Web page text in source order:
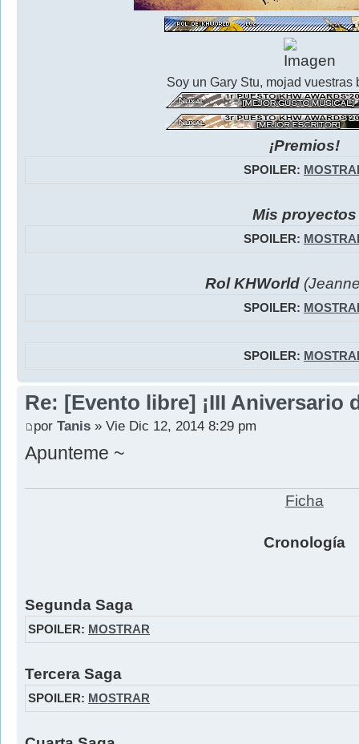
Soy un Gary Stu, mojad vuestras
¡Premios!
SPOILER:
Mis proyectos
SPOILER:
Rol KHWorld
SPOILER:
SPOILER:
Re: [Evento libre] ¡III Aniversario
por Tanis » Vie Dic 12, 2014 8:29 pm
Apunteme ~
Ficha
Cronología
Segunda Saga
SPOILER: MOSTRAR
Tercera Saga
SPOILER: MOSTRAR